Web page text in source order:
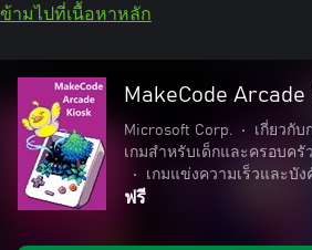
ข้ามไปที่เนื้อหาหลัก
MakeCode Arcade
Microsoft Corp. • เกี่ยวกับ
เกมสำหรับเด็กและครอบครัว
•
เกมแข่งความเร็วและบั
ฟรี